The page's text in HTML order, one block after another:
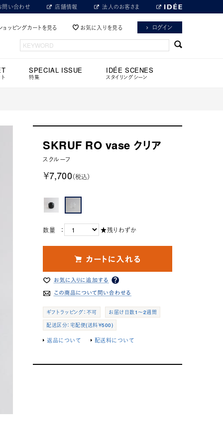
問い合わせ 店舗情報 法人のお客さま
ョッピングカートを見る お気に入りを見る ログイン
SPECIAL ISSUE
特集
IDÉE SCENES
スタイリングシーン
SKRUF RO vase クリア
スクルーフ
￥7,700（税込）
数量 ： ★残りわずか
ギフトラッピング：不可
お届け日数1～2週間
配送区分：宅配便(送料￥500)
返品について 配送料について